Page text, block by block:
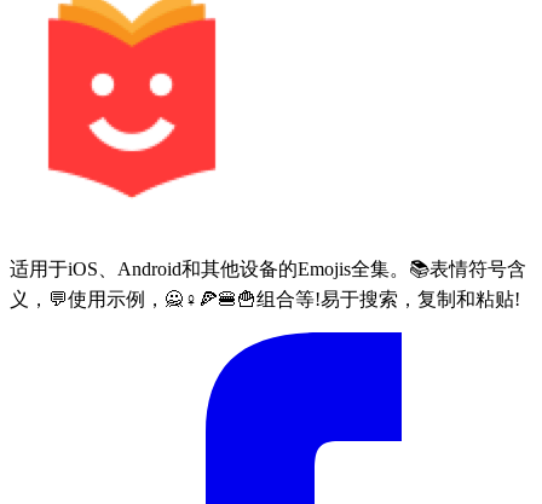
适用于iOS、Android和其他设备的Emojis全集。📚表情符号含
义，💬使用示例，🙅♀🍕🍔🍟组合等!易于搜索，复制和粘贴!